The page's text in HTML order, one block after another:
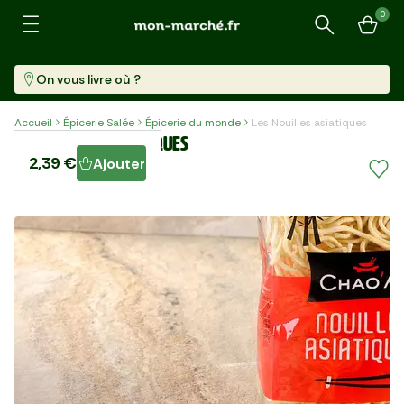
Recherche
0
On vous livre où ?
Accueil Épicerie Salée Épicerie du monde Les Nouilles asiatiques
Les Nouilles asiatiques
2,39 € Ajouter